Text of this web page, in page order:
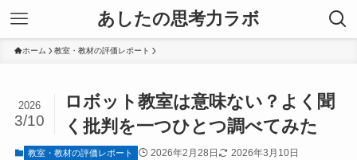
あしたの思考力ラボ
ホーム 教室・教材の評価レポート
ロボット教室は意味ない？よく聞
く批判を一つひとつ調べてみた
2026
3/10
教室・教材の評価レポート 2026年2月28日 2026年3月10日